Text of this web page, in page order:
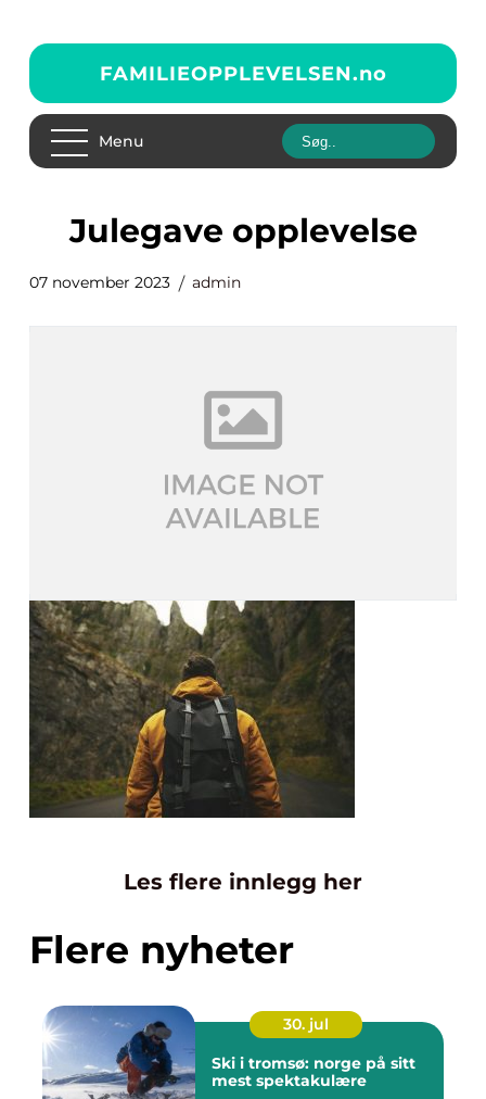
FAMILIEOPPLEVELSEN.no
Menu
julegave opplevelse
07 november 2023 admin
Les flere innlegg her
Flere nyheter
30. jul
Ski i tromsø: norge på sitt
mest spektakulære